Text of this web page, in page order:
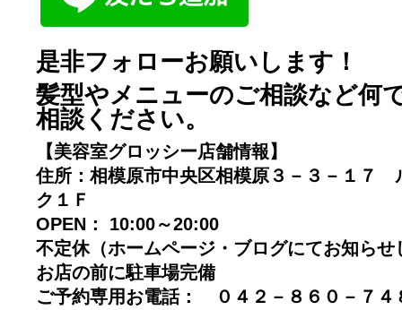
是非フォローお願いします！
髪型やメニューのご相談など何
相談ください。
【美容室グロッシー店舗情報】
住所：相模原市中央区相模原３－３－１７
ク１Ｆ
OPEN： 10:00～20:00
不定休（ホームページ・ブログにてお知らせ
お店の前に駐車場完備
ご予約専用お電話： ０４２－８６０－７